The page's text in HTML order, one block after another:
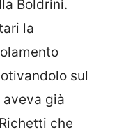
Boldrini.
la
sul
già
che